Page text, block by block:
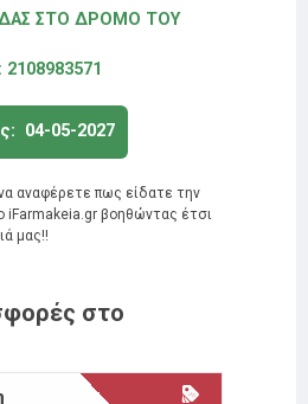
ΣΤΟ ΔΡΟΜΟ ΤΟΥ
2108983571
04-05-2027
αναφέρετε πως είδατε την
iFarmakeia.gr βοηθώντας έτσι
μας!!
στο